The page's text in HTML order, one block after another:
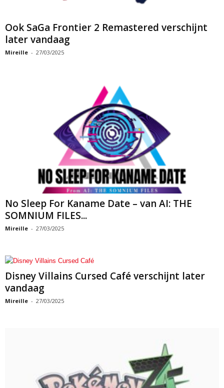
Ook SaGa Frontier 2 Remastered verschijnt
later vandaag
Mireille - 27/03/2025
No Sleep For Kaname Date – van AI: THE
SOMNIUM FILES...
Mireille - 27/03/2025
Disney Villains Cursed Café verschijnt later
vandaag
Mireille - 27/03/2025